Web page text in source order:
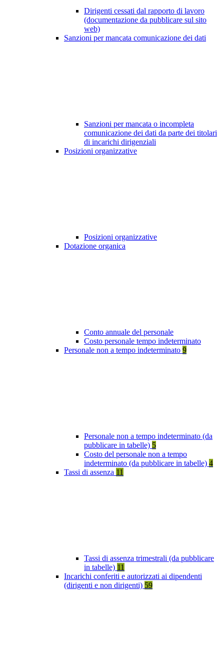
Dirigenti cessati dal rapporto di lavoro
(documentazione da pubblicare sul sito
web)
Sanzioni per mancata comunicazione dei dati
Sanzioni per mancata o incompleta
comunicazione dei dati da parte dei titolari
di incarichi dirigenziali
Posizioni organizzative
Posizioni organizzative
Dotazione organica
Conto annuale del personale
Costo personale tempo indeterminato
Personale non a tempo indeterminato 9
Personale non a tempo indeterminato (da
pubblicare in tabelle) 5
Costo del personale non a tempo
indeterminato (da pubblicare in tabelle) 4
Tassi di assenza 11
Tassi di assenza trimestrali (da pubblicare
in tabelle) 11
Incarichi conferiti e autorizzati ai dipendenti
(dirigenti e non dirigenti) 59